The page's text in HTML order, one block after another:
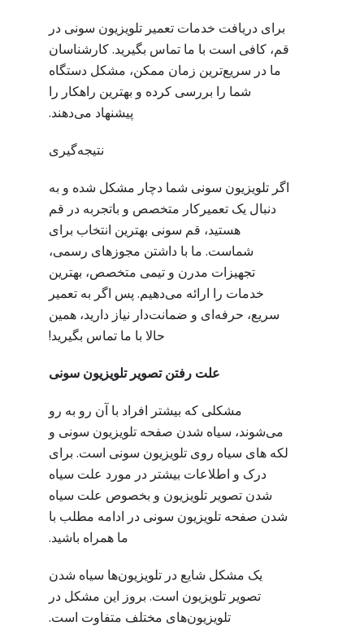
برای دریافت خدمات تعمیر تلویزیون سونی در
قم، کافی است با ما تماس بگیرید. کارشناسان
ما در سریع‌ترین زمان ممکن، مشکل دستگاه
شما را بررسی کرده و بهترین راهکار را
پیشنهاد می‌دهند.
نتیجه‌گیری
اگر تلویزیون سونی شما دچار مشکل شده و به
دنبال یک تعمیرکار متخصص و باتجربه در قم
هستید، قم سونی بهترین انتخاب برای
شماست. ما با داشتن مجوزهای رسمی،
تجهیزات مدرن و تیمی متخصص، بهترین
خدمات را ارائه می‌دهیم. پس اگر به تعمیر
سریع، حرفه‌ای و ضمانت‌دار نیاز دارید، همین
حالا با ما تماس بگیرید!
علت رفتن تصویر تلویزیون سونی
مشکلی که بیشتر افراد با آن رو به رو
می‌شوند، سیاه شدن صفحه تلویزیون سونی و
لکه های سیاه روی تلویزیون سونی است. برای
درک و اطلاعات بیشتر در مورد علت سیاه
شدن تصویر تلویزیون و بخصوص علت سیاه
شدن صفحه تلویزیون سونی در ادامه مطلب با
ما همراه باشید.
یک مشکل شایع در تلویزیون‌ها سیاه شدن
تصویر تلویزیون است. بروز این مشکل در
تلویزیون‌های مختلف متفاوت است.